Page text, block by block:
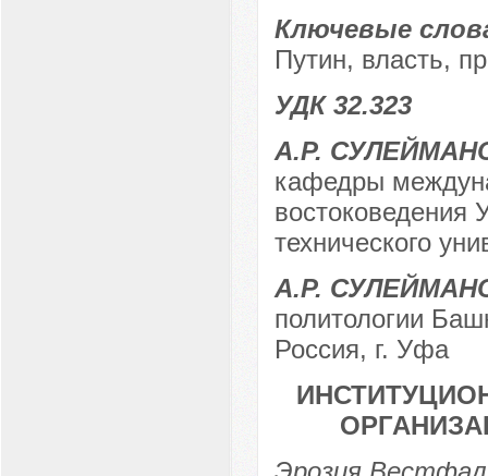
Ключевые
Путин, власть,
УДК 32.323
А.Р.
кафедры
востоковедения
технического
А.Р.
политологии
Россия, г. Уфа